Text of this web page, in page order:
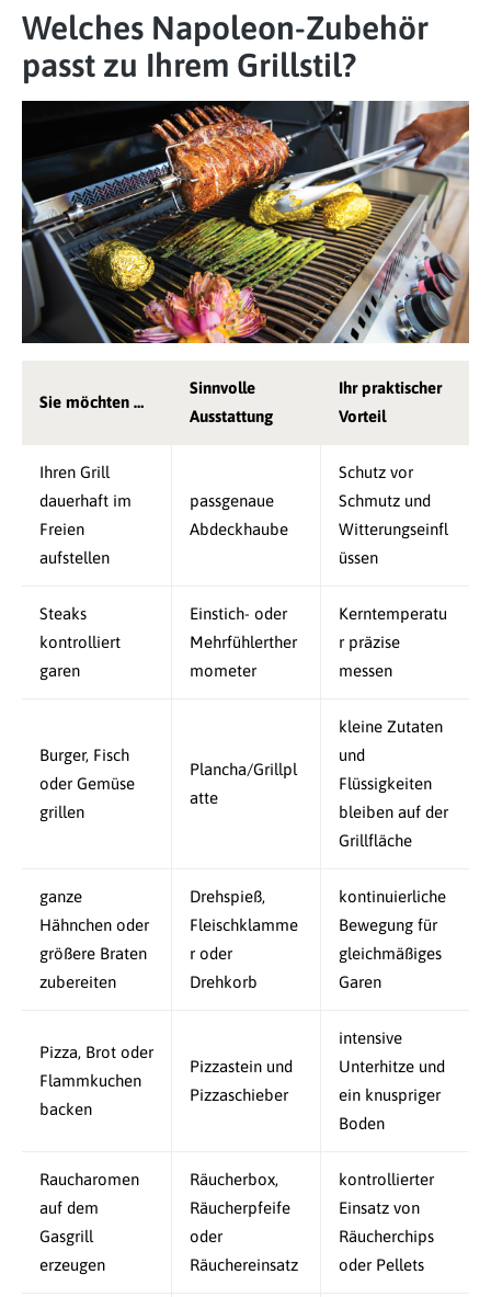
Welches Napoleon-Zubehör
passt zu Ihrem Grillstil?
Sie möchten …
Sinnvolle
Ausstattung
Ihr praktischer
Vorteil
Ihren Grill
dauerhaft im
Freien
aufstellen
passgenaue
Abdeckhaube
Schutz vor
Schmutz und
Witterungseinfl
üssen
Steaks
kontrolliert
garen
Einstich- oder
Mehrfühlerther
mometer
Kerntemperatu
r präzise
messen
Burger, Fisch
oder Gemüse
grillen
Plancha/Grillpl
atte
kleine Zutaten
und
Flüssigkeiten
bleiben auf der
Grillfläche
ganze
Hähnchen oder
größere Braten
zubereiten
Drehspieß,
Fleischklamme
r oder
Drehkorb
kontinuierliche
Bewegung für
gleichmäßiges
Garen
Pizza, Brot oder
Flammkuchen
backen
Pizzastein und
Pizzaschieber
intensive
Unterhitze und
ein knuspriger
Boden
Raucharomen
auf dem
Gasgrill
erzeugen
Räucherbox,
Räucherpfeife
oder
Räuchereinsatz
kontrollierter
Einsatz von
Räucherchips
oder Pellets